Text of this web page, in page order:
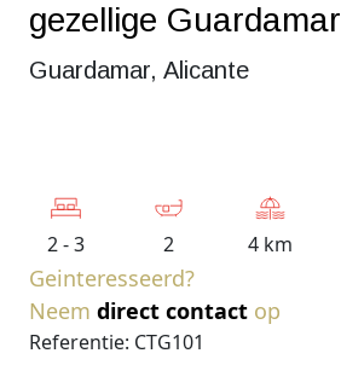
gezellige Guardamar
Guardamar, Alicante
2 - 3 2 4 km
Geinteresseerd?
Neem direct contact op
Referentie: CTG101